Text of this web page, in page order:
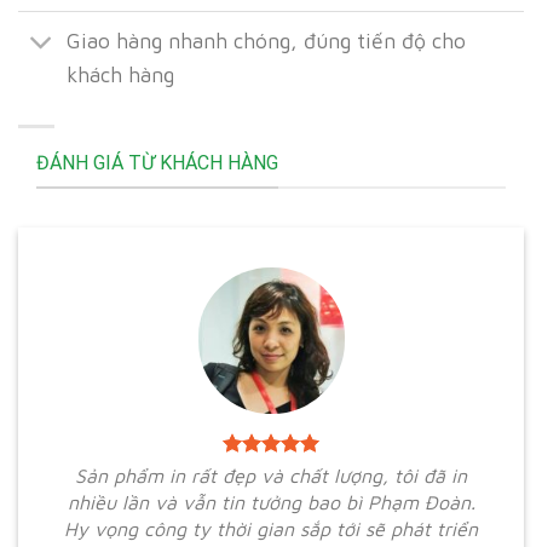
Giao hàng nhanh chóng, đúng tiến độ cho
khách hàng
ĐÁNH GIÁ TỪ KHÁCH HÀNG
Sản phẩm in rất đẹp và chất lượng, tôi đã in
nhiều lần và vẫn tin tưởng bao bì Phạm Đoàn.
Hy vọng công ty thời gian sắp tới sẽ phát triển